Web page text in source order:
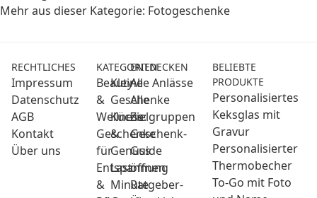
Mehr aus dieser Kategorie: Fotogeschenke
RECHTLICHES
Impressum
Datenschutz
AGB
Kontakt
Über uns
KATEGORIEN
Beauty
&
Wellness:
Geschenke
für
Entspannung
&
Kleine
Geschenke
Küche
&
Genuss
Last
Minute
ENTDECKEN
Alle Anlässe
Alle
Zielgruppen
Geschenk-
Guide
öffnen
Ratgeber-
BELIEBTE
PRODUKTE
Personalisiertes
Keksglas mit
Gravur
Personalisierter
Thermobecher
To-Go mit Foto